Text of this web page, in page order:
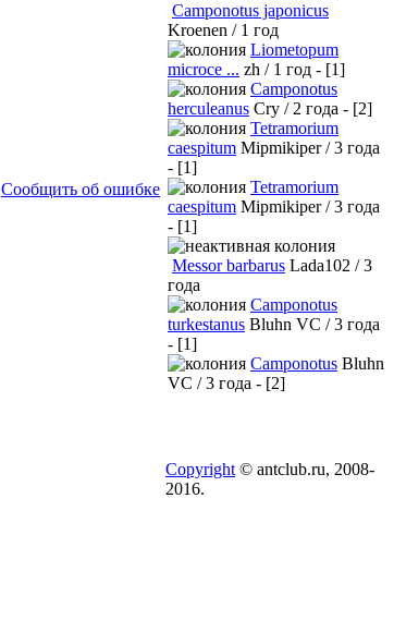
Сообщить об ошибке
Camponotus japonicus
Kroenen / 1 год
Liometopum
microce ... zh / 1 год - [1]
Camponotus
herculeanus Cry / 2 года - [2]
Tetramorium
caespitum Mipmikiper / 3 года
- [1]
Tetramorium
caespitum Mipmikiper / 3 года
- [1]
Messor barbarus Lada102 / 3
года
Camponotus
turkestanus Bluhn VC / 3 года
- [1]
Camponotus Bluhn
VC / 3 года - [2]
Copyright © antclub.ru, 2008-
2016.